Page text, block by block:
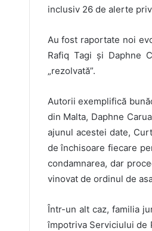
inclusiv 26 de alerte
Au fost raportate noi
Rafiq Tagi și Daphne
„rezolvată”.
Autorii exemplifică
din Malta, Daphne
ajunul acestei date,
de închisoare fiecare
condamnarea, dar
vinovat de ordinul de
Într-un alt caz, familia
împotriva Serviciului de